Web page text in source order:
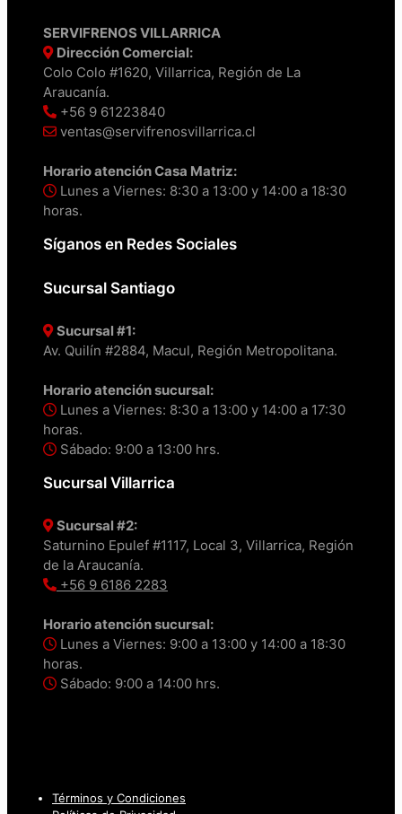
SERVIFRENOS VILLARRICA
Dirección Comercial:
Colo Colo #1620, Villarrica, Región de La
Araucanía.
+56 9 61223840
ventas@servifrenosvillarrica.cl
Horario atención Casa Matriz:
Lunes a Viernes: 8:30 a 13:00 y 14:00 a 18:30
horas.
Síganos en Redes Sociales
Sucursal Santiago
Sucursal #1:
Av. Quilín #2884, Macul, Región Metropolitana.
Horario atención sucursal:
Lunes a Viernes: 8:30 a 13:00 y 14:00 a 17:30
horas.
Sábado: 9:00 a 13:00 hrs.
Sucursal Villarrica
Sucursal #2:
Saturnino Epulef #1117, Local 3, Villarrica, Región
de la Araucanía.
+56 9 6186 2283
Horario atención sucursal:
Lunes a Viernes: 9:00 a 13:00 y 14:00 a 18:30
horas.
Sábado: 9:00 a 14:00 hrs.
Términos y Condiciones